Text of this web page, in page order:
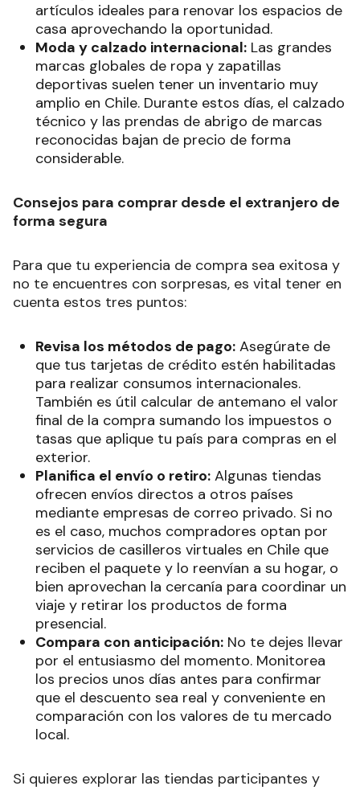
artículos ideales para renovar los espacios de
casa aprovechando la oportunidad.
Moda y calzado internacional: Las grandes
marcas globales de ropa y zapatillas
deportivas suelen tener un inventario muy
amplio en Chile. Durante estos días, el calzado
técnico y las prendas de abrigo de marcas
reconocidas bajan de precio de forma
considerable.
Consejos para comprar desde el extranjero de
forma segura
Para que tu experiencia de compra sea exitosa y
no te encuentres con sorpresas, es vital tener en
cuenta estos tres puntos:
Revisa los métodos de pago: Asegúrate de
que tus tarjetas de crédito estén habilitadas
para realizar consumos internacionales.
También es útil calcular de antemano el valor
final de la compra sumando los impuestos o
tasas que aplique tu país para compras en el
exterior.
Planifica el envío o retiro: Algunas tiendas
ofrecen envíos directos a otros países
mediante empresas de correo privado. Si no
es el caso, muchos compradores optan por
servicios de casilleros virtuales en Chile que
reciben el paquete y lo reenvían a su hogar, o
bien aprovechan la cercanía para coordinar un
viaje y retirar los productos de forma
presencial.
Compara con anticipación: No te dejes llevar
por el entusiasmo del momento. Monitorea
los precios unos días antes para confirmar
que el descuento sea real y conveniente en
comparación con los valores de tu mercado
local.
Si quieres explorar las tiendas participantes y